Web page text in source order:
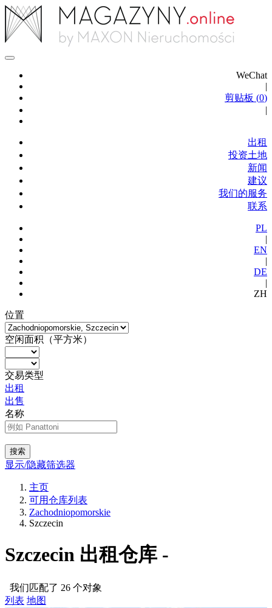
WeChat
|
剪贴板 (0)
|
出租
投资土地
新闻
建议
我们的服务
联系
PL
|
EN
|
DE
|
ZH
位置
空闲面积（平方米）
交易类型
出租
出售
名称
搜索
显示/隐藏筛选器
主页
可用仓库列表
Zachodniopomorskie
Szczecin
Szczecin 出租仓库 -
我们匹配了 26 个对象
列表 地图